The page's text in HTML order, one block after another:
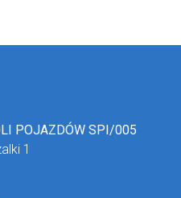
POJAZDÓW SPI/005
1